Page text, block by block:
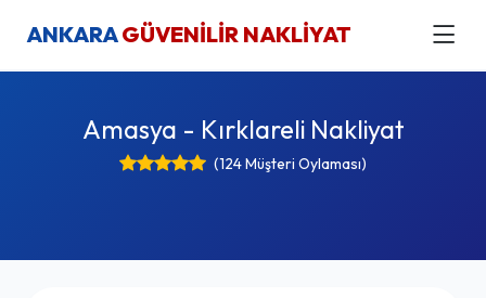
ANKARAGÜVENİLİR NAKLİYAT
Amasya - Kırklareli Nakliyat
(124 Müşteri Oylaması)